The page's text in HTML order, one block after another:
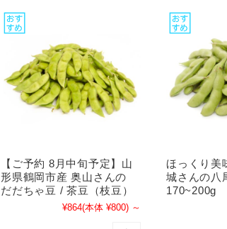
【ご予約 8月中旬予定】山
形県鶴岡市産 奥山さんの
だだちゃ豆 / 茶豆（枝豆）
¥864(本体 ¥800) ～
ほっくり美
城さんの八
170~200g